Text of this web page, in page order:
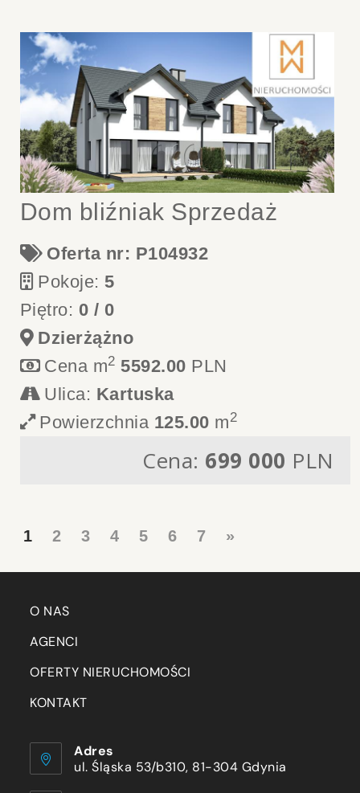
Dom bliźniak Sprzedaż
Oferta nr: P104932
Pokoje:5
Piętro: 0 / 0
Dzierżążno
Cena m2 5592.00 PLN
Ulica: Kartuska
Powierzchnia 125.00 m2
Cena: 699 000 PLN
1 2 3 4 5 6 7 »
O NAS
AGENCI
OFERTY NIERUCHOMOŚCI
KONTAKT
Adres
ul. Śląska 53/b310, 81-304 Gdynia